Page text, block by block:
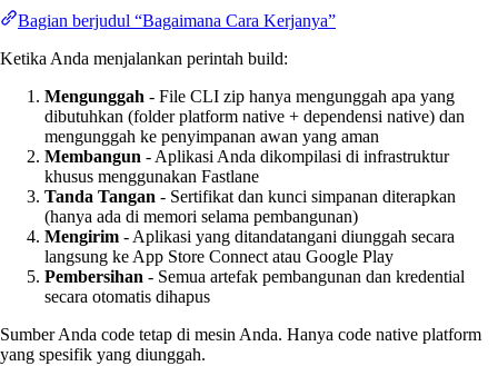
Bagian berjudul “Bagaimana Cara Kerjanya”
Ketika Anda menjalankan perintah build:
Mengunggah - File CLI zip hanya mengunggah apa yang
dibutuhkan (folder platform native + dependensi native) dan
mengunggah ke penyimpanan awan yang aman
Membangun - Aplikasi Anda dikompilasi di infrastruktur
khusus menggunakan Fastlane
Tanda Tangan - Sertifikat dan kunci simpanan diterapkan
(hanya ada di memori selama pembangunan)
Mengirim - Aplikasi yang ditandatangani diunggah secara
langsung ke App Store Connect atau Google Play
Pembersihan - Semua artefak pembangunan dan kredential
secara otomatis dihapus
Sumber Anda code tetap di mesin Anda. Hanya code native platform
yang spesifik yang diunggah.